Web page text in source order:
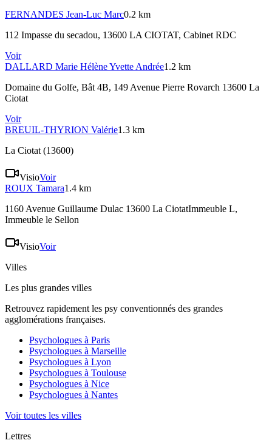
FERNANDES Jean-Luc Marc0.2 km
112 Impasse du secadou, 13600 LA CIOTAT, Cabinet RDC
Voir
DALLARD Marie Hélène Yvette Andrée1.2 km
Domaine du Golfe, Bât 4B, 149 Avenue Pierre Rovarch 13600 La
Ciotat
Voir
BREUIL-THYRION Valérie1.3 km
La Ciotat (13600)
VisioVoir
ROUX Tamara1.4 km
1160 Avenue Guillaume Dulac 13600 La CiotatImmeuble L,
Immeuble le Sellon
VisioVoir
Villes
Les plus grandes villes
Retrouvez rapidement les psy conventionnés des grandes
agglomérations françaises.
Psychologues à Paris
Psychologues à Marseille
Psychologues à Lyon
Psychologues à Toulouse
Psychologues à Nice
Psychologues à Nantes
Voir toutes les villes
Lettres